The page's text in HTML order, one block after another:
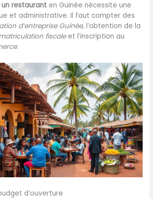
un restaurant en Guinée nécessite une
et administrative. Il faut compter des
d’entreprise Guinée, l’obtention de la
fiscaleet l’inscription au
.
d’ouverture